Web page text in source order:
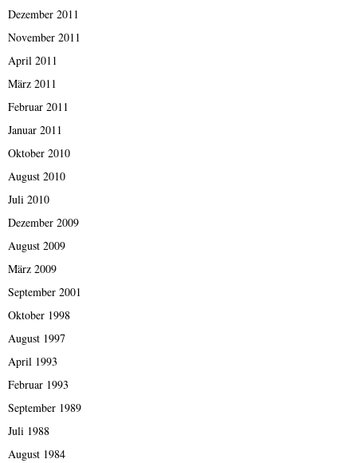
Dezember 2011
November 2011
April 2011
März 2011
Februar 2011
Januar 2011
Oktober 2010
August 2010
Juli 2010
Dezember 2009
August 2009
März 2009
September 2001
Oktober 1998
August 1997
April 1993
Februar 1993
September 1989
Juli 1988
August 1984